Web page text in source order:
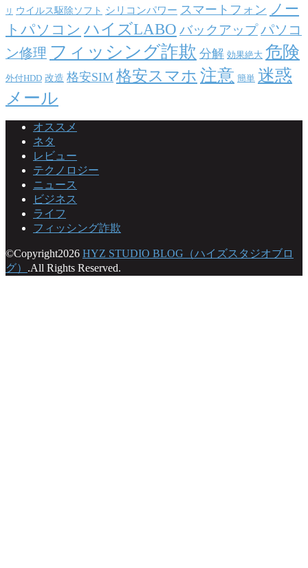
リ ウイルス駆除ソフト シリコンパワー スマートフォン ノー
トパソコン ハイズLABO バックアップパソコ
ン修理 フィッシング詐欺 分解 効果絶大 危険
外付HDD 改造 格安SIM 格安スマホ 注意 簡単 迷惑
メール
オススメ
ネタ
レビュー
テクノロジー
ニュース
ビジネス
ライフ
フィッシング詐欺
©Copyright2026 HYZ STUDIO BLOG（ハイズスタジオブロ
グ） .All Rights Reserved.